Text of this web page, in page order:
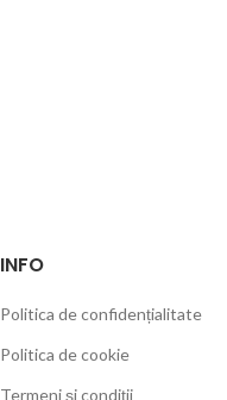
INFO
Politica de confidențialitate
Politica de cookie
Termeni și condiții